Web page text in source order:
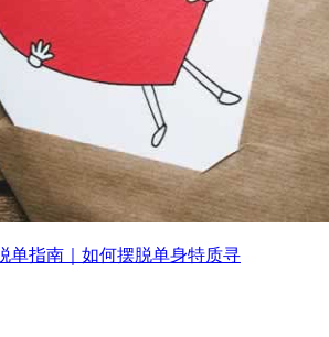
单指南｜如何摆脱单身特质寻